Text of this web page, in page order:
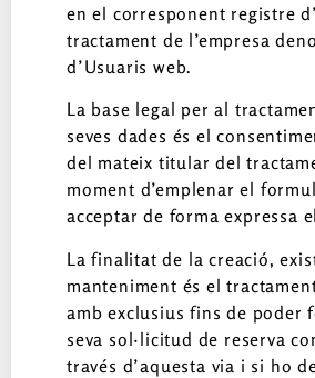
en el corresponent registre
tractament de l’empresa
d’Usuaris web.
La base legal per al
seves dades és el
del mateix titular del
moment d’emplenar el
acceptar de forma expressa
La finalitat de la creació,
manteniment és el
amb exclusius fins de poder
seva sol·licitud de reserva
través d’aquesta via i si ho